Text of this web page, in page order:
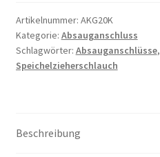
KaVo
mit
original
Artikelnummer: AKG20K
Kategorie: Absauganschluss
Schlagwörter: Absauganschlüsse,
Speichelzieherschlauch
Beschreibung